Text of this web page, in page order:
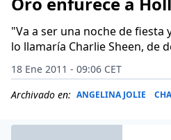
"Va a ser una noche de fiesta
lo llamaría Charlie Sheen, de
18 Ene 2011 - 09:06 CET
Archivado en: ANGELINA JOLIE